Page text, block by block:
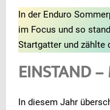
In der Enduro
im Focus und so
Startgatter und zählte
EINSTAND
In diesem Jahr